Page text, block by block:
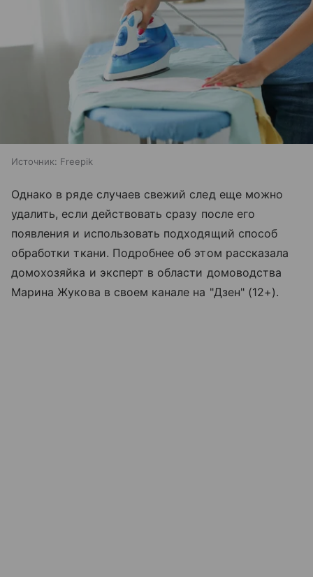
Источник: Freepik
Однако в ряде случаев свежий след еще можно
удалить, если действовать сразу после его
появления и использовать подходящий способ
обработки ткани. Подробнее об этом рассказала
домохозяйка и эксперт в области домоводства
Марина Жукова в своем канале на "Дзен" (12+).